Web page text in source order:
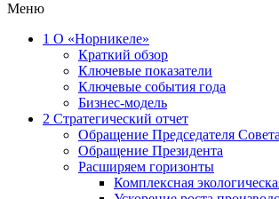
Меню
1 О «Норникеле»
Краткий обзор
Ключевые показатели
Ключевые события года
Бизнес-модель
2 Стратегический отчет
Обращение Председателя
Обращение Президента
Расширяем горизонты
Комплексная